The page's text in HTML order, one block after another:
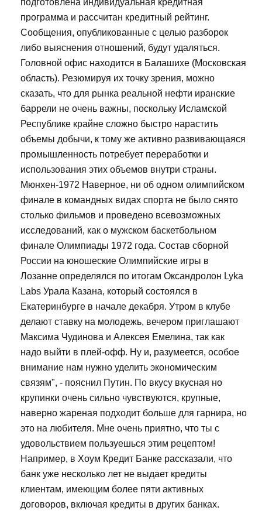
подготовлена индивидуальная кредитная
программа и рассчитан кредитный рейтинг.
Сообщения, опубликованные с целью разборок
либо выяснения отношений, будут удаляться.
Головной офис находится в Балашихе (Московская
область). Резюмируя их точку зрения, можно
сказать, что для рынка реальной нефти иранские
баррели не очень важны, поскольку Исламской
Республике крайне сложно быстро нарастить
объемы добычи, к тому же активно развивающаяся
промышленность потребует переработки и
использования этих объемов внутри страны.
Мюнхен-1972 Наверное, ни об одном олимпийском
финале в командных видах спорта не было снято
столько фильмов и проведено всевозможных
исследований, как о мужском баскетбольном
финале Олимпиады 1972 года. Состав сборной
России на юношеские Олимпийские игры в
Лозанне определялся по итогам Оксандролон Lyka
Labs Урала Казана, который состоялся в
Екатеринбурге в начале декабря. Утром в клубе
делают ставку на молодежь, вечером приглашают
Максима Чудинова и Алексея Емелина, так как
надо выйти в плей-офф. Ну и, разумеется, особое
внимание нам нужно уделить экономическим
связям", - пояснил Путин. По вкусу вкусная но
крупинки очень сильно чувствуются, крупные,
наверно жареная подходит больше для гарнира, но
это на любителя. Мне очень приятно, что ты с
удовольствием пользуешься этим рецептом!
Например, в Хоум Кредит Банке рассказали, что
банк уже несколько лет не выдает кредиты
клиентам, имеющим более пяти активных
договоров, включая кредиты в других банках.